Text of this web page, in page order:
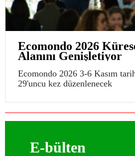
Ecomondo 2026
Alanını Genişletiyor
Ecomondo 2026 3-6 Kasım
29'uncu kez düzenlenecek
E-bülten